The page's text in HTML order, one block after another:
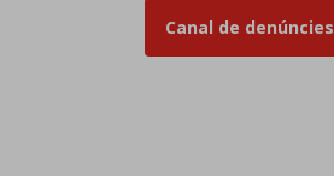
Canal de denúncies